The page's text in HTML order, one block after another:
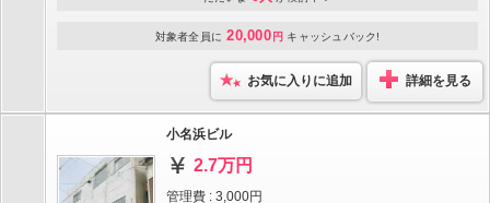
対象者全員に 20,000 円 キャッシュバック!
お気に入りに追加 詳細を見る
小名浜ビル
2.7万円
管理費 : 3,000円